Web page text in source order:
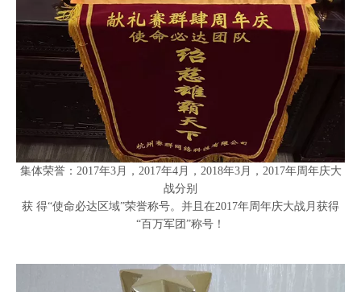
集体荣誉：2017年3月，2017年4月，2018年3月，2017年周年庆大
战分别
获 得“使命必达区域”荣誉称号。并且在2017年周年庆大战月获得
“百万军团”称号！